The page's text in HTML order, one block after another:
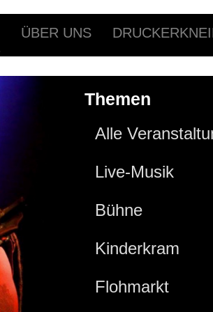
ÜBER UNS
Themen
Alle
Live-Musik
Bühne
Kinderkram
Flohmarkt